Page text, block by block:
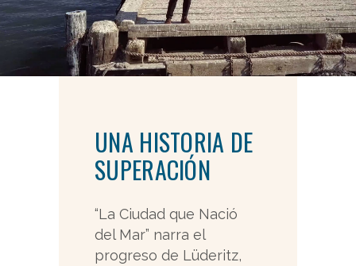
UNA HISTORIA DE
SUPERACIÓN
“La Ciudad que Nació
del Mar” narra el
progreso de Lüderitz,